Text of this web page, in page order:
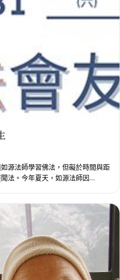
源法師學習佛法，但礙於時間與距
法。今年夏天，如源法師因…